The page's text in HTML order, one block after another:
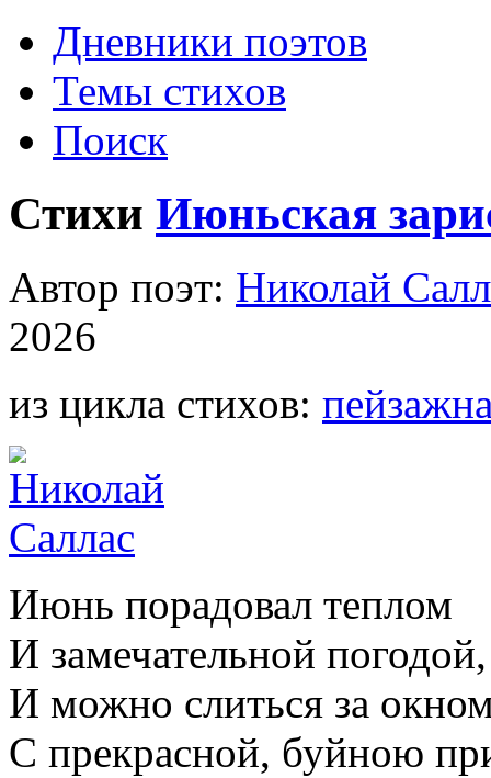
Дневники поэтов
Темы стихов
Поиск
Стихи Июньская
Автор поэт: Николай
2026
из цикла стихов:
Июнь порадовал теплом
И замечательной погодой,
И можно слиться за
С прекрасной, буйною